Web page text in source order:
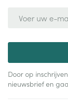
Door op
nieuwsbrief en